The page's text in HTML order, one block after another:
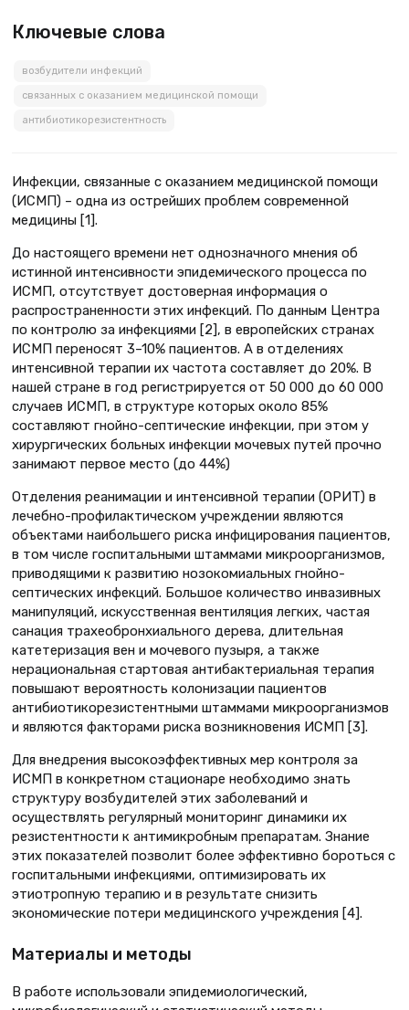
Ключевые слова
возбудители инфекций
связанных с оказанием медицинской помощи
антибиотикорезистентность
Инфекции, связанные с оказанием медицинской помощи
(ИСМП) – одна из острейших проблем современной
медицины [1].
До настоящего времени нет однозначного мнения об
истинной интенсивности эпидемического процесса по
ИСМП, отсутствует достоверная информация о
распространенности этих инфекций. По данным Центра
по контролю за инфекциями [2], в европейских странах
ИСМП переносят 3–10% пациентов. А в отделениях
интенсивной терапии их частота составляет до 20%. В
нашей стране в год регистрируется от 50 000 до 60 000
случаев ИСМП, в структуре которых около 85%
составляют гнойно-септические инфекции, при этом у
хирургических больных инфекции мочевых путей прочно
занимают первое место (до 44%)
Отделения реанимации и интенсивной терапии (ОРИТ) в
лечебно-профилактическом учреждении являются
объектами наибольшего риска инфицирования пациентов,
в том числе госпитальными штаммами микроорганизмов,
приводящими к развитию нозокомиальных гнойно-
септических инфекций. Большое количество инвазивных
манипуляций, искусственная вентиляция легких, частая
санация трахеобронхиального дерева, длительная
катетеризация вен и мочевого пузыря, а также
нерациональная стартовая антибактериальная терапия
повышают вероятность колонизации пациентов
антибиотикорезистентными штаммами микроорганизмов
и являются факторами риска возникновения ИСМП [3].
Для внедрения высокоэффективных мер контроля за
ИСМП в конкретном стационаре необходимо знать
структуру возбудителей этих заболеваний и
осуществлять регулярный мониторинг динамики их
резистентности к антимикробным препаратам. Знание
этих показателей позволит более эффективно бороться с
госпитальными инфекциями, оптимизировать их
этиотропную терапию и в результате снизить
экономические потери медицинского учреждения [4].
Материалы и методы
В работе использовали эпидемиологический,